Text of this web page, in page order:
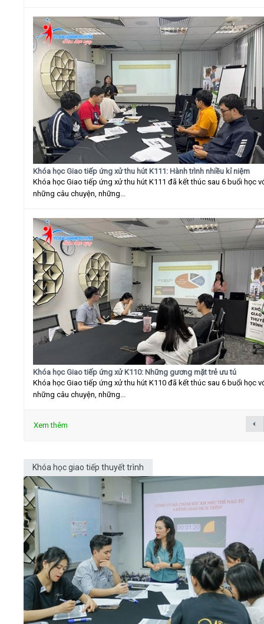
Khóa học Giao tiếp ứng xử thu hút K111: Hành trình nhiều kỉ niệm
Khóa học Giao tiếp ứng xử thu hút K111 đã kết thúc sau 6 buổi học
những câu chuyện, những...
Khóa học Giao tiếp ứng xử K110: Những gương mặt trẻ ưu tú
Khóa học Giao tiếp ứng xử thu hút K110 đã kết thúc sau 6 buổi học
những câu chuyện, những...
Xem thêm
Khóa học giao tiếp thuyết trình